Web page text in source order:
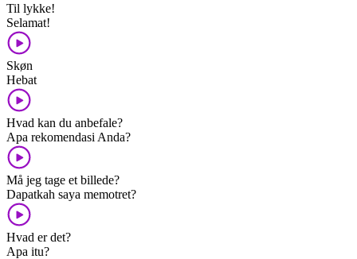
Til lykke!
Selamat!
Skøn
Hebat
Hvad kan du anbefale?
Apa rekomendasi Anda?
Må jeg tage et billede?
Dapatkah saya memotret?
Hvad er det?
Apa itu?